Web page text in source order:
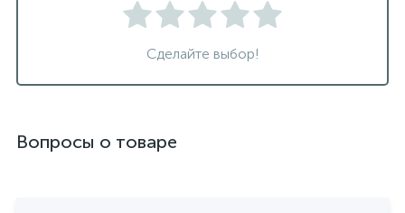
Сделайте выбор!
Вопросы о товаре